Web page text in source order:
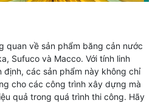
quan về sản phẩm băng cản nước
Sufuco và Macco. Với tính linh
định, các sản phẩm này không chỉ
cho các công trình xây dựng mà
quả trong quá trình thi công. Hãy